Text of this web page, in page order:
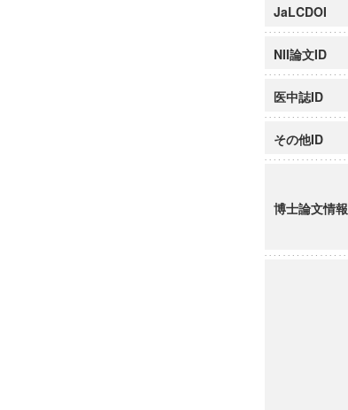
JaLCDOI
NII論文ID
医中誌ID
その他ID
博士論文情報